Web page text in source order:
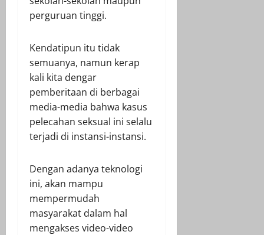
perguruan tinggi.
Kendatipun itu tidak
semuanya, namun kerap
kali kita dengar
pemberitaan di berbagai
media-media bahwa kasus
pelecahan seksual ini selalu
terjadi di instansi-instansi.
Dengan adanya teknologi
ini, akan mampu
mempermudah
masyarakat dalam hal
mengakses video-video